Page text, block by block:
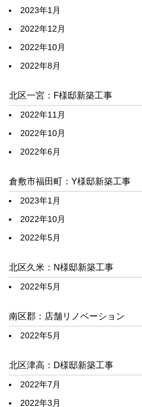
2023年1月
2022年12月
2022年10月
2022年8月
北区一宮：F様邸新築工事
2022年11月
2022年10月
2022年6月
倉敷市福田町：Y様邸新築工事
2023年1月
2022年10月
2022年5月
北区久米：N様邸新築工事
2022年5月
南区郡：店舗リノベーション
2022年5月
北区津高：D様邸新築工事
2022年7月
2022年3月